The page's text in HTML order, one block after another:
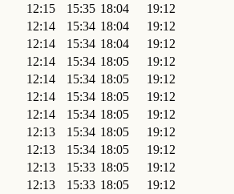
12:15 15:35 18:04
19:12
12:14 15:34 18:04
19:12
12:14 15:34 18:04
19:12
12:14 15:34 18:05
19:12
12:14 15:34 18:05
19:12
12:14 15:34 18:05
19:12
12:14 15:34 18:05
19:12
12:13 15:34 18:05
19:12
12:13 15:34 18:05
19:12
12:13 15:33 18:05
19:12
12:13 15:33 18:05
19:12